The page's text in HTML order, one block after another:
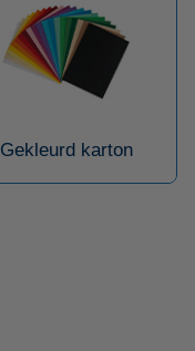
Gekleurd karton